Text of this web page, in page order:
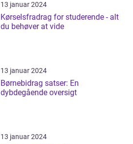
13 januar 2024
Kørselsfradrag for studerende - alt
du behøver at vide
13 januar 2024
Børnebidrag satser: En
dybdegående oversigt
13 januar 2024